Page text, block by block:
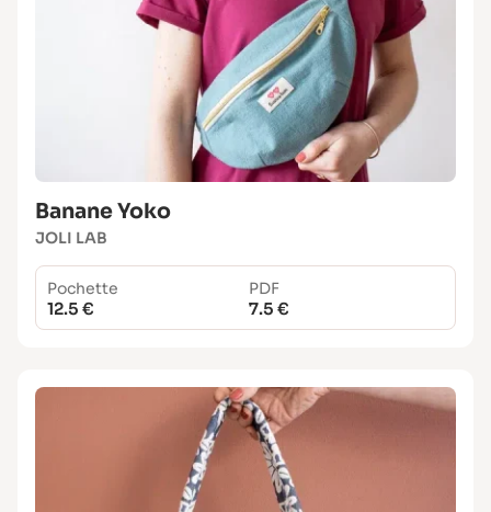
Banane Yoko
JOLI LAB
Pochette
12.5 €
PDF
7.5 €